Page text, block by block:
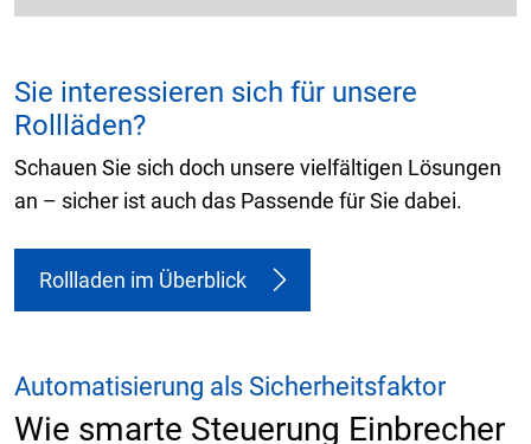
Sie interessieren sich für unsere
Rollläden?
Schauen Sie sich doch unsere vielfältigen Lösungen
an – sicher ist auch das Passende für Sie dabei.
Rollladen im Überblick
Automatisierung als Sicherheitsfaktor
Wie smarte Steuerung Einbrecher